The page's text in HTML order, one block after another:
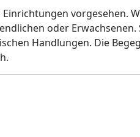
vorgesehen.
oder Erwachsenen.
Handlungen. Die